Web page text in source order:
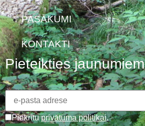
PASĀKUMI
KONTAKTI
Pieteikties jaunumiem
Piekrītuprivātuma politikai.